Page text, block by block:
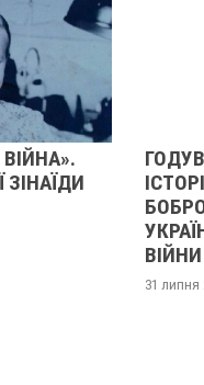
ЗІНАЇДИ
ВІЙНИ
31 липня